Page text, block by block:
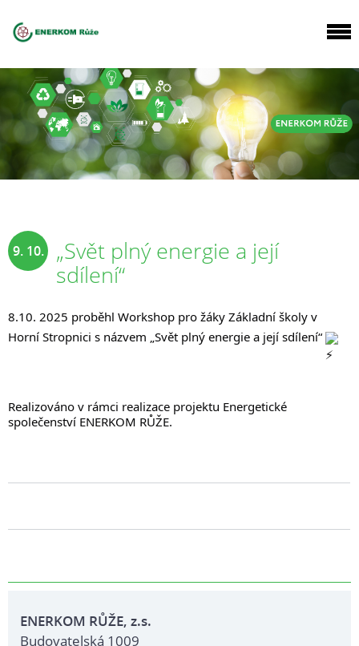
9. 10.
„Svět plný energie a její
sdílení“
8.10. 2025 proběhl Workshop pro žáky Základní školy v
Horní Stropnici s názvem „Svět plný energie a její sdílení“
Realizováno v rámci realizace projektu Energetické
společenství ENERKOM RŮŽE.
ENERKOM RŮŽE, z.s.
Budovatelská 1009